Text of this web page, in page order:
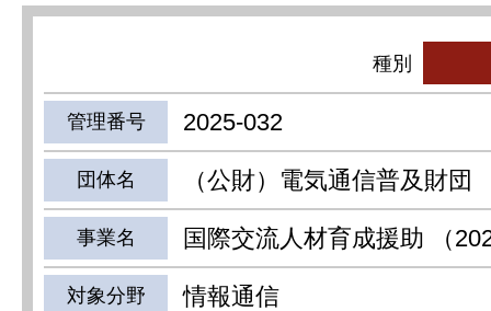
管理番号 2025-032
種別
団体名 （公財）電気通信普及財団
事業名 国際交流人材育成援助 （
対象分野 情報通信